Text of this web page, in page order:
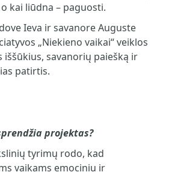
kai liūdna – paguosti.
Ieva ir savanore Auguste
„Niekieno vaikai“ veiklos
savanorių paiešką ir
patirtis.
projektas?
tyrimų rodo, kad
vaikams emociniu ir